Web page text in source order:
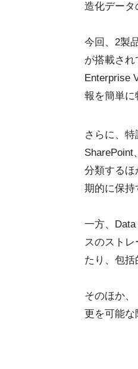
造化データ
今回、2製
が搭載され
Enterprise
報を簡単に
さらに、
SharePoint
分類するほ
期的に保持
一方、
スのスト
たり、包括
そのほか
更を可能な